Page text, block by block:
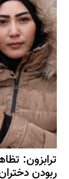
ترابزون:
ربودن